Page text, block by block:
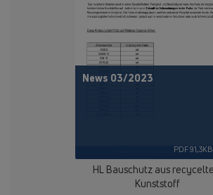
News 03/2023
PDF 91,3KB
HL Bauschutz aus
Kunststoff